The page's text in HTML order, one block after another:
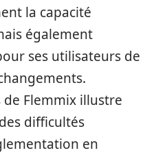
la capacité
également
ses utilisateurs de
de Flemmix illustre
difficultés
en